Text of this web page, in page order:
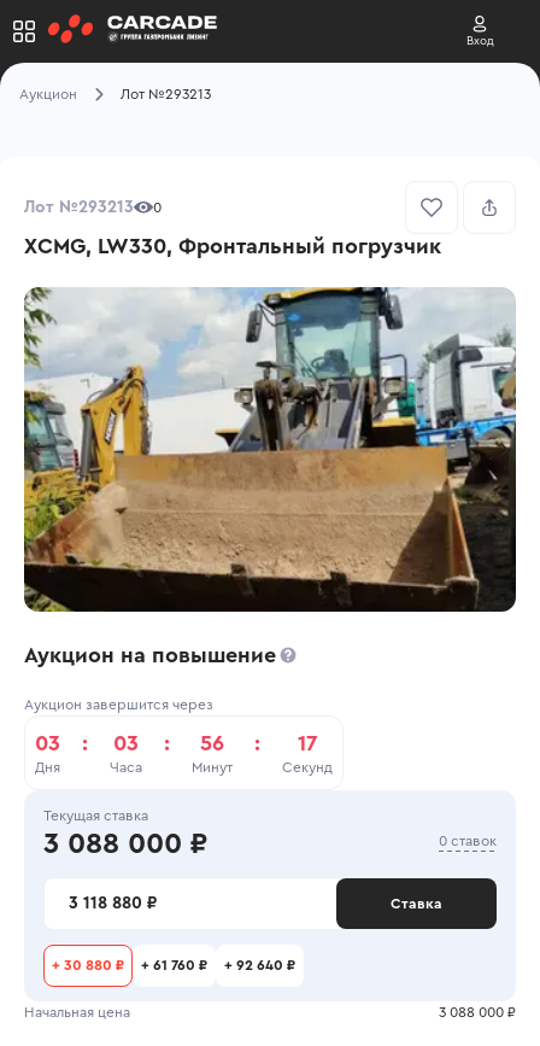
Вход
Аукцион Лот №293213
Лот №293213 0
XCMG, LW330, Фронтальный погрузчик
Аукцион на повышение
Аукцион завершится через
03
Дня
: 03
Часа
: 56
Минут
: 17
Секунд
Текущая ставка
3 088 000 ₽ 0 ставок
3 118 880 ₽ Ставка
+ 30 880 ₽ + 61 760 ₽ + 92 640 ₽
Начальная цена 3 088 000 ₽